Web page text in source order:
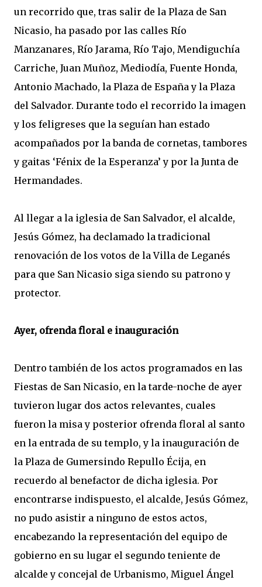
un recorrido que, tras salir de la Plaza de San
Nicasio, ha pasado por las calles Río
Manzanares, Río Jarama, Río Tajo, Mendiguchía
Carriche, Juan Muñoz, Mediodía, Fuente Honda,
Antonio Machado, la Plaza de España y la Plaza
del Salvador. Durante todo el recorrido la imagen
y los feligreses que la seguían han estado
acompañados por la banda de cornetas, tambores
y gaitas ‘Fénix de la Esperanza’ y por la Junta de
Hermandades.
Al llegar a la iglesia de San Salvador, el alcalde,
Jesús Gómez, ha declamado la tradicional
renovación de los votos de la Villa de Leganés
para que San Nicasio siga siendo su patrono y
protector.
Ayer, ofrenda floral e inauguración
Dentro también de los actos programados en las
Fiestas de San Nicasio, en la tarde-noche de ayer
tuvieron lugar dos actos relevantes, cuales
fueron la misa y posterior ofrenda floral al santo
en la entrada de su templo, y la inauguración de
la Plaza de Gumersindo Repullo Écija, en
recuerdo al benefactor de dicha iglesia. Por
encontrarse indispuesto, el alcalde, Jesús Gómez,
no pudo asistir a ninguno de estos actos,
encabezando la representación del equipo de
gobierno en su lugar el segundo teniente de
alcalde y concejal de Urbanismo, Miguel Ángel